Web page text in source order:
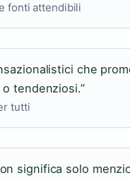
fonti attendibili
che
tendenziosi.”
tutti
significa solo